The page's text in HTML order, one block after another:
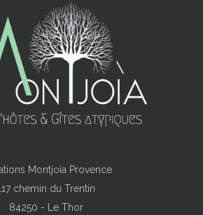
Montjoìa Provence
chemin du Trentin
84250 - Le Thor